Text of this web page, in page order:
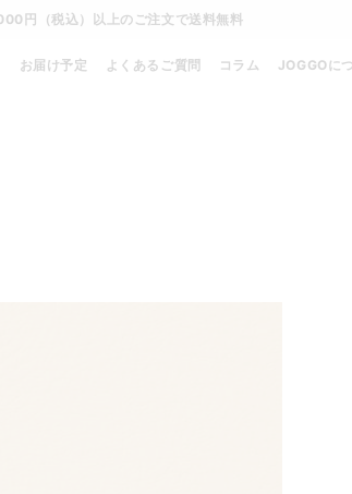
通常便 8/29 特急便 8/23 超特急便
お届け予定 よくあるご質問 コラム JOGGOに